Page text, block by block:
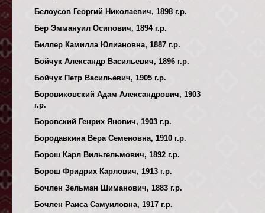
Белоусов Георгий Николаевич, 1898 г.р.
Бер Эммануил Осипович, 1894 г.р.
Биллер Камилла Юлиановна, 1887 г.р.
Бойчук Александр Васильевич, 1896 г.р.
Бойчук Петр Васильевич, 1905 г.р.
Боровиковский Адам Александрович, 1903
г.р.
Боровский Генрих Янович, 1903 г.р.
Бородавкина Вера Семеновна, 1910 г.р.
Борош Карл Вильгельмович, 1892 г.р.
Борош Фридрих Карлович, 1913 г.р.
Бочлен Зельман Шиманович, 1883 г.р.
Бочлен Раиса Самуиловна, 1917 г.р.